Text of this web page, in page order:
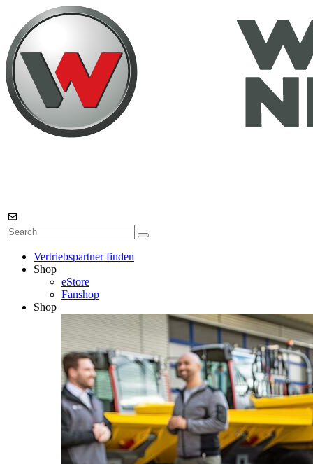
Vertriebspartner finden
Shop
eStore
Fanshop
Shop